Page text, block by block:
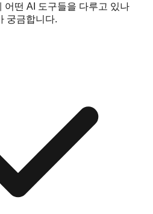
어떤 AI 도구들을 다루고 있나
궁금합니다.